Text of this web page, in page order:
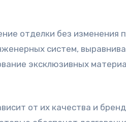
отделки без изменения
систем,
эксклюзивных
от их качества и